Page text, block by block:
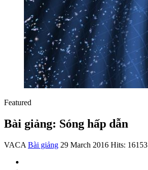
Featured
Bài giảng: Sóng hấp dẫn
VACA Bài giảng 29 March 2016 Hits: 16153